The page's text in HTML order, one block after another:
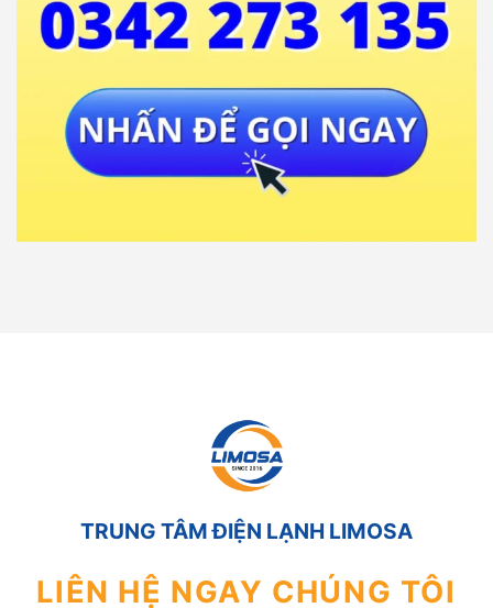
TRUNG TÂM ĐIỆN LẠNH LIMOSA
LIÊN HỆ NGAY CHÚNG TÔI